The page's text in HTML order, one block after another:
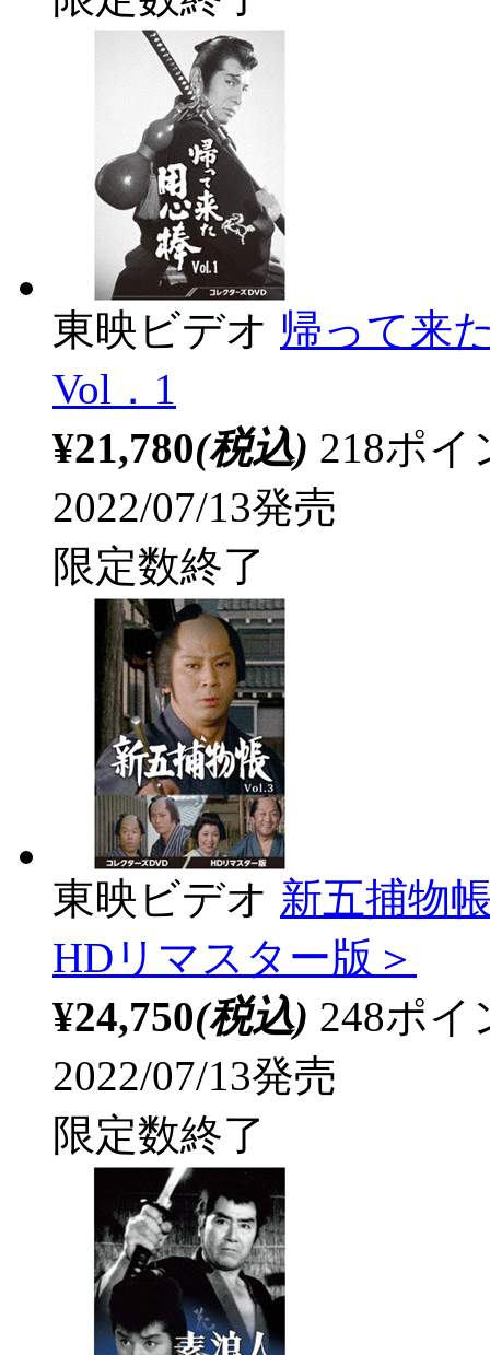
東映ビデオ 帰って来
Vol．1
¥21,780(税込) 218ポ
2022/07/13発売
限定数終了
東映ビデオ 新五捕物
HDリマスター版＞
¥24,750(税込) 248ポ
2022/07/13発売
限定数終了